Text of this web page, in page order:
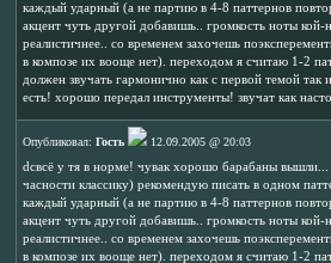
каждый ударный (а не партию в 4-8 паттернов
акцент чуть другой добавишь.. громкость ноты
реалистичнее.. со временем захочешь
в композе их вооще нет). переходом я считаю 1-2
должен звучать гармонично как с первой темой
есть! хорошо передал инструменты! звучат как
Опубликовал: Гость
12.09.2005 @ 20:03
dcвсё у тя в норме! чувак хорошо барабаны вышли...
часности классику) рекомендую писать в одном
каждый ударный (а не партию в 4-8 паттернов
акцент чуть другой добавишь.. громкость ноты
реалистичнее.. со временем захочешь
в композе их вооще нет). переходом я считаю 1-2